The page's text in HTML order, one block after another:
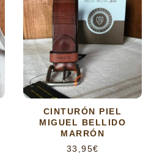
CINTURÓN PIEL
MIGUEL BELLIDO
MARRÓN
33,95€